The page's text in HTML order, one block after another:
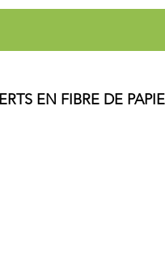
EN FIBRE DE